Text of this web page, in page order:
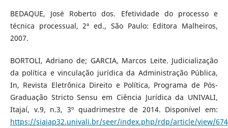
BEDAQUE, José Roberto dos. Efetividade do processo e
técnica processual, 2ª ed., São Paulo: Editora Malheiros,
2007.
BORTOLI, Adriano de; GARCIA, Marcos Leite. Judicialização
da política e vinculação jurídica da Administração Pública,
In, Revista Eletrônica Direito e Política, Programa de Pós-
Graduação Stricto Sensu em Ciência Jurídica da UNIVALI,
Itajaí, v.9, n.3, 3º quadrimestre de 2014. Disponível em:
https://siaiap32.univali.br/seer/index.php/rdp/article/view/